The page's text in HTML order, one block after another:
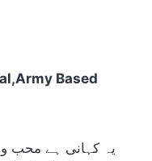
Based
یہ کہانی ہے محب